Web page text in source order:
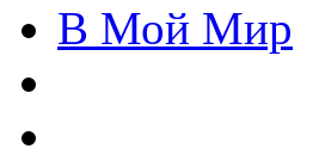
В Мой Мир